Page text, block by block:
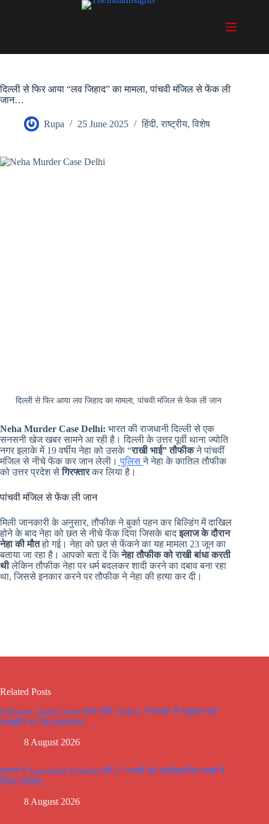
दिल्ली से फिर आया “लव जिहाद” का मामला, पांचवी मंजिल से फेंक ली
जान…
Rupa 25 June 2025 हिंदी,राष्ट्रीय,विशेष
दिल्ली से फिर आया लव जिहाद का मामला, पांचवी मंजिल से फेक ली जान
Neha Murder Case Delhi: भारत की राजधानी दिल्ली से एक
सनसनी खेज खबर सामने आ रही है। दिल्ली के उत्तर पूर्वी थाना ज्योति
नगर इलाके में 19 वर्षीय नेहा को उसके “राखी भाई” तौफीकने पांचवीं
मंजिल से नीचे फेंक कर जान लेली। पुलिसने नेहा के कातिल तौफीक
को उत्तर प्रदेश सेगिरफ्तारकर लिया है।
पांचवी मंजिल से फेंक ली जान
मिली जानकारी के अनुसार, तौफीक ने बुर्का पहन कर बिल्डिंग में दाखिल
होने के बाद नेहा को छत से नीचे फेंक दिया जिसके बादइलाज के दौरान
नेहा की मौतहो गई। नेहा को छत से फेंकने का यह मामला 23 जून का
बताया जा रहा है। आपको बता दें किनेहा तौफीक को राखी बांधा करती
थीलेकिन तौफीक नेहा पर धर्म बदलकर शादी करने का दबाव बना रहा
था, जिससे इनकार करने पर तौफीक ने नेहा की हत्या कर दी।
Related Posts
Pakistan, Saudi Arab अरब और Turkey ने मक्का में संयुक्त रक्षा
समझौते पर किए हस्ताक्षर…
8 August 2026
भारत ने Arunachal Pradesh की 27 जगहों को आधिकारिक नक्शे में
किया शामिल..
8 August 2026